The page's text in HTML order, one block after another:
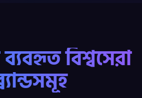
বিশ্বসেরা